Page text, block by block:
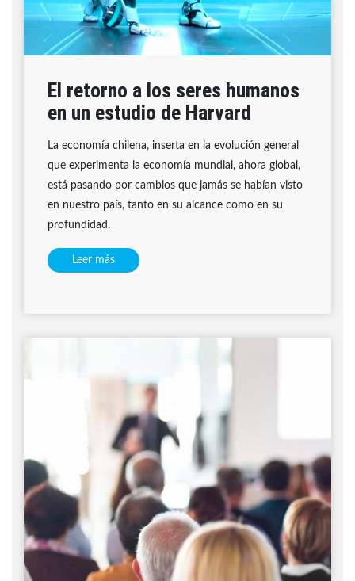
El retorno a los seres humanos
en un estudio de Harvard
La economía chilena, inserta en la evolución general
que experimenta la economía mundial, ahora global,
está pasando por cambios que jamás se habían visto
en nuestro país, tanto en su alcance como en su
profundidad.
Leer más